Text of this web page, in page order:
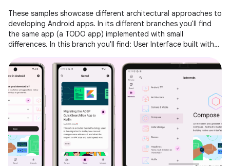
These samples showcase different architectural approaches to
developing Android apps. In its different branches you'll find
the same app (a TODO app) implemented with small
differences. In this branch you'll find: User Interface built with